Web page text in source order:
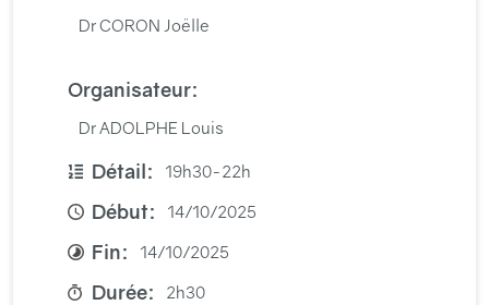
Dr CORON Joëlle
Organisateur:
Dr ADOLPHE Louis
Détail: 19h30-22h
Début: 14/10/2025
Fin: 14/10/2025
Durée: 2h30